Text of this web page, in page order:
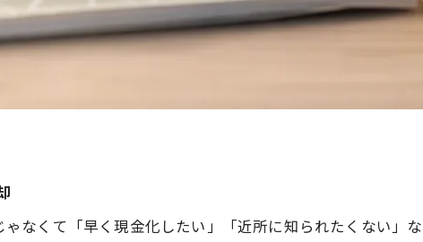
なくて「早く現金化したい」「近所に知られたくない」